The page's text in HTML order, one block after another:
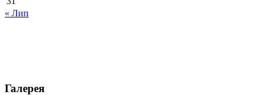
« Лип
Галерея